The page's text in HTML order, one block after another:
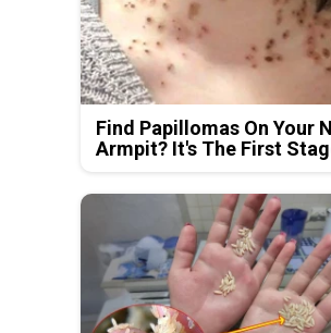
Find Papillomas On Your
Armpit? It's The First